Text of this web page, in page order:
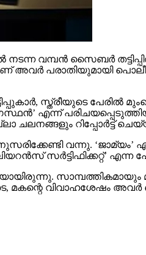
വമ്പന്‍ സൈബര്‍
പരാതിയുമായി
സ്ത്രീയുടെ
എന്ന് പരിചയപ്പെടുത്തിയ
ചലനങ്ങളും
വന്നു.
സര്‍ട്ടിഫിക്കറ്റ്’ എന്ന
മകന്റെ വിവാഹശേഷം